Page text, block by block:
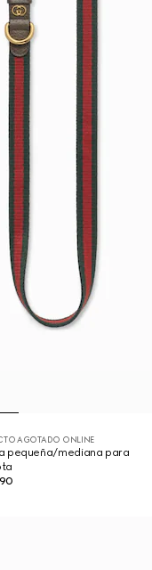
AGOTADO ONLINE
pequeña/mediana para